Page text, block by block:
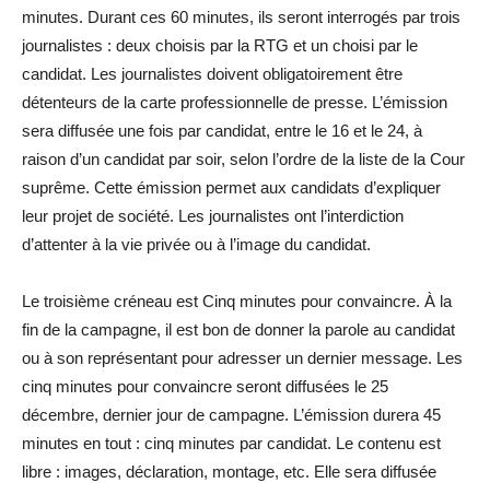
minutes. Durant ces 60 minutes, ils seront interrogés par trois
journalistes : deux choisis par la RTG et un choisi par le
candidat. Les journalistes doivent obligatoirement être
détenteurs de la carte professionnelle de presse. L’émission
sera diffusée une fois par candidat, entre le 16 et le 24, à
raison d’un candidat par soir, selon l’ordre de la liste de la Cour
suprême. Cette émission permet aux candidats d’expliquer
leur projet de société. Les journalistes ont l’interdiction
d’attenter à la vie privée ou à l’image du candidat.
Le troisième créneau est Cinq minutes pour convaincre. À la
fin de la campagne, il est bon de donner la parole au candidat
ou à son représentant pour adresser un dernier message. Les
cinq minutes pour convaincre seront diffusées le 25
décembre, dernier jour de campagne. L’émission durera 45
minutes en tout : cinq minutes par candidat. Le contenu est
libre : images, déclaration, montage, etc. Elle sera diffusée